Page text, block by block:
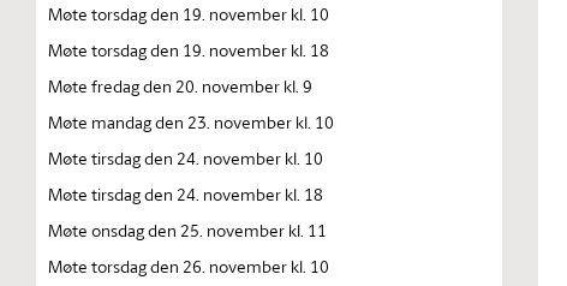
Møte torsdag den 19. november kl. 10
Møte torsdag den 19. november kl. 18
Møte fredag den 20. november kl. 9
Møte mandag den 23. november kl. 10
Møte tirsdag den 24. november kl. 10
Møte tirsdag den 24. november kl. 18
Møte onsdag den 25. november kl. 11
Møte torsdag den 26. november kl. 10